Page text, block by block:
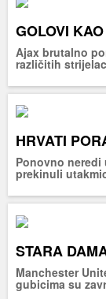
GOLOVI
Ajax brutalno
različitih
HRVATI
Ponovno
prekinuli
STARA
Manchester
gubicima su